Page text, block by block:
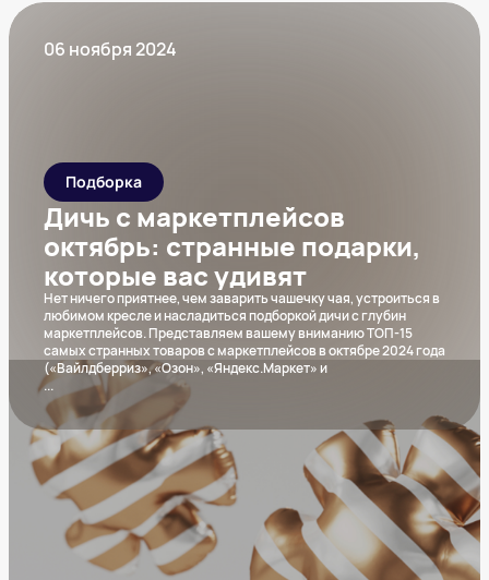
06 ноября 2024
Подборка
Дичь с маркетплейсов
октябрь: странные подарки,
которые вас удивят
Нет ничего приятнее, чем заварить чашечку чая, устроиться в
любимом кресле и насладиться подборкой дичи с глубин
маркетплейсов. Представляем вашему вниманию ТОП-15
самых странных товаров с маркетплейсов в октябре 2024 года
(«Вайлдберриз», «Озон», «Яндекс.Маркет» и
...